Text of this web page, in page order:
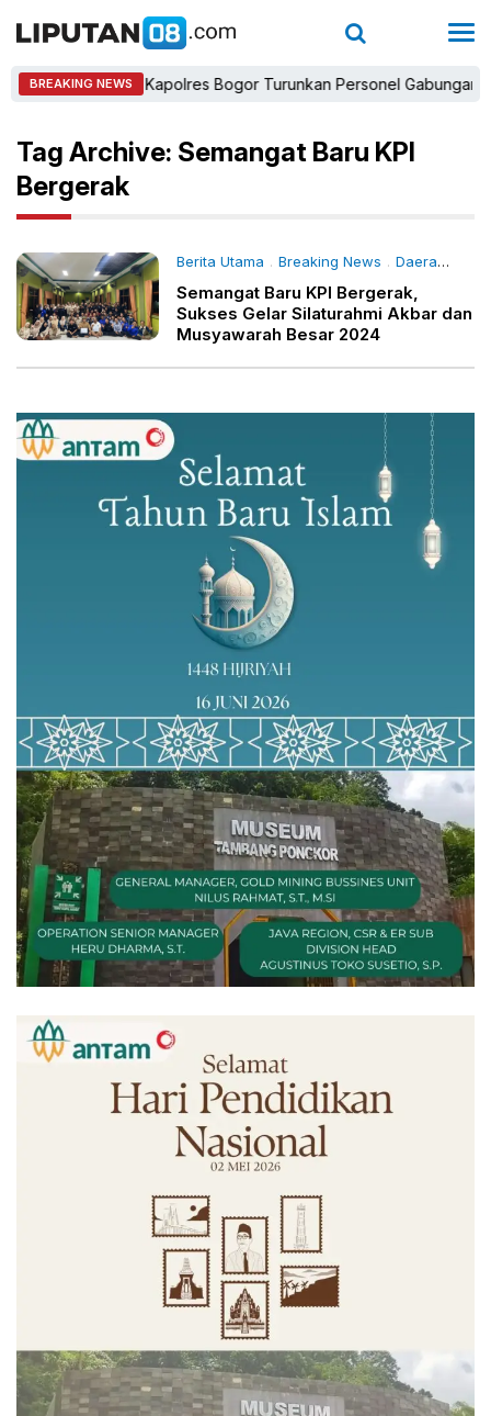
BREAKING NEWSKapolres Bogor Turunkan Personel Gabungan
Tag Archive: Semangat Baru KPI
Bergerak
Berita Utama . Breaking News . Daerah
Semangat Baru KPI Bergerak,
Sukses Gelar Silaturahmi Akbar dan
Musyawarah Besar 2024